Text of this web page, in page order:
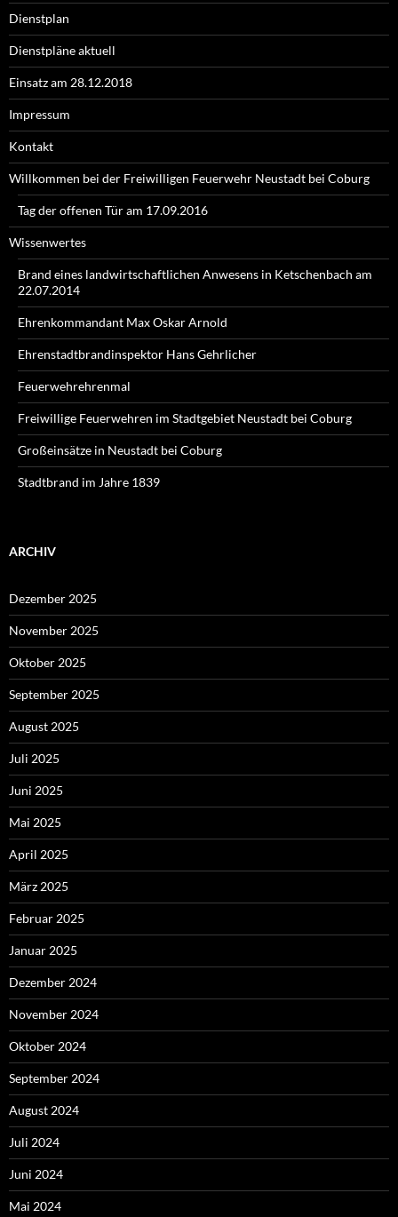
Dienstplan
Dienstpläne aktuell
Einsatz am 28.12.2018
Impressum
Kontakt
Willkommen bei der Freiwilligen Feuerwehr Neustadt bei Coburg
Tag der offenen Tür am 17.09.2016
Wissenwertes
Brand eines landwirtschaftlichen Anwesens in Ketschenbach am
22.07.2014
Ehrenkommandant Max Oskar Arnold
Ehrenstadtbrandinspektor Hans Gehrlicher
Feuerwehrehrenmal
Freiwillige Feuerwehren im Stadtgebiet Neustadt bei Coburg
Großeinsätze in Neustadt bei Coburg
Stadtbrand im Jahre 1839
ARCHIV
Dezember 2025
November 2025
Oktober 2025
September 2025
August 2025
Juli 2025
Juni 2025
Mai 2025
April 2025
März 2025
Februar 2025
Januar 2025
Dezember 2024
November 2024
Oktober 2024
September 2024
August 2024
Juli 2024
Juni 2024
Mai 2024